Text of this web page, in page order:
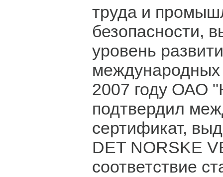
труда и
безопасности,
уровень
2007 году ОАО
подтвердил
сертификат,
DET NORSKE
соответствие